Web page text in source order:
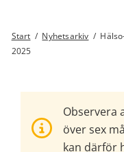
Start / Nyhetsarkiv /
2025
Observera
över sex
kan därför